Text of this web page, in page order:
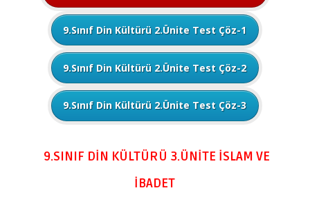
9.Sınıf Din Kültürü 2.Ünite Test Çöz-1
9.Sınıf Din Kültürü 2.Ünite Test Çöz-2
9.Sınıf Din Kültürü 2.Ünite Test Çöz-3
9.SINIF DİN KÜLTÜRÜ 3.ÜNİTE İSLAM VE
İBADET